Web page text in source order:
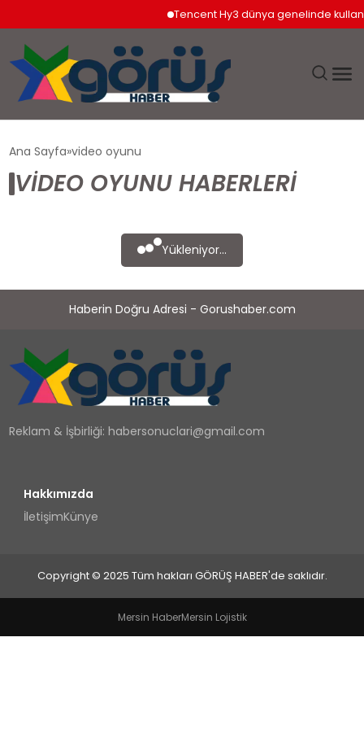
Tencent Hy3 dünya genelinde
EKONOMI
SPOR
TEKNOLOJI
YAŞAM
Ana Sayfa video oyunu
VIDEO OYUNU HABERLERI
Yükleniyor...
Haberin Doğru Adresi - Gorushaber.com
Reklam & İşbirliği:habersonuclari@gmail.com
Hakkımızda
İletişimKünye
Copyright © 2025 Tüm hakları GÖRÜŞ HABER'de saklıdır.
Mersin HaberMersin Lojistik